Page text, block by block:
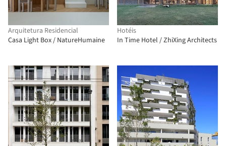
Arquitetura Residencial
Casa Light Box / NatureHumaine
Hotéis
In Time Hotel / ZhiXing Architects